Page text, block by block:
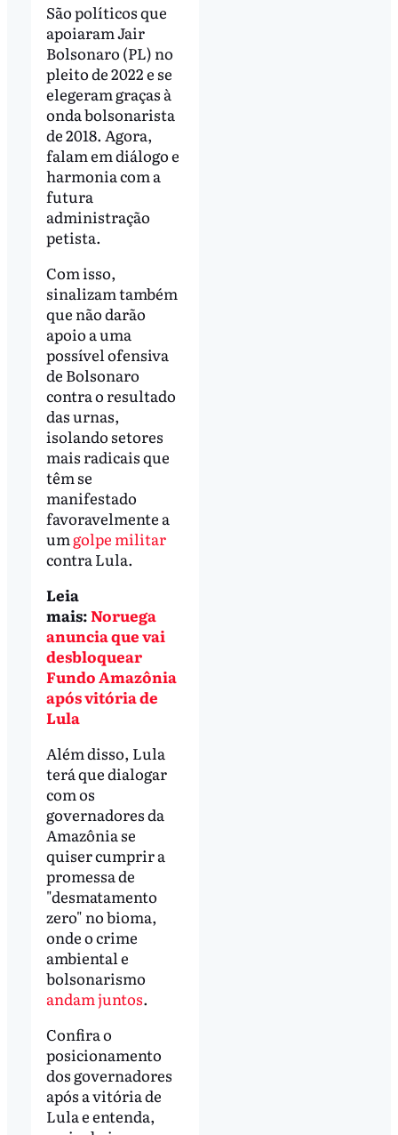
São políticos que
apoiaram Jair
Bolsonaro (PL) no
pleito de 2022 e se
elegeram graças à
onda bolsonarista
de 2018. Agora,
falam em diálogo e
harmonia com a
futura
administração
petista.
Com isso,
sinalizam também
que não darão
apoio a uma
possível ofensiva
de Bolsonaro
contra o resultado
das urnas,
isolando setores
mais radicais que
têm se
manifestado
favoravelmente a
umgolpe militar
contra Lula.
Leia
mais:Noruega
anuncia que vai
desbloquear
Fundo Amazônia
após vitória de
Lula
Além disso, Lula
terá que dialogar
com os
governadores da
Amazônia se
quiser cumprir a
promessa de
"desmatamento
zero" no bioma,
onde o crime
ambiental e
bolsonarismo
andam juntos.
Confira o
posicionamento
dos governadores
após a vitória de
Lula e entenda,